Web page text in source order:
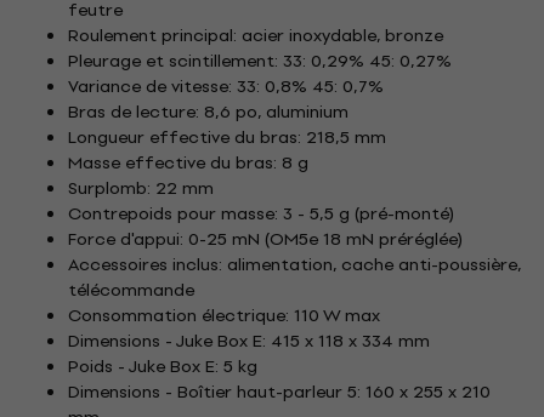
feutre
Roulement principal: acier inoxydable, bronze
Pleurage et scintillement: 33: 0,29% 45: 0,27%
Variance de vitesse: 33: 0,8% 45: 0,7%
Bras de lecture: 8,6 po, aluminium
Longueur effective du bras: 218,5 mm
Masse effective du bras: 8 g
Surplomb: 22 mm
Contrepoids pour masse: 3 - 5,5 g (pré-monté)
Force d'appui: 0-25 mN (OM5e 18 mN préréglée)
Accessoires inclus: alimentation, cache anti-poussière,
télécommande
Consommation électrique: 110 W max
Dimensions - Juke Box E: 415 x 118 x 334 mm
Poids - Juke Box E: 5 kg
Dimensions - Boîtier haut-parleur 5: 160 x 255 x 210